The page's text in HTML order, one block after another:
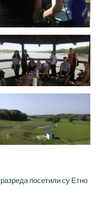
посетили су Етно